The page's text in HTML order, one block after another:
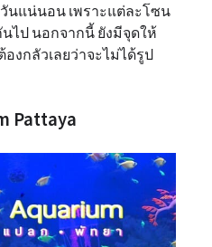
นแน่นอน เพราะแต่ละโซน
ไป นอกจากนี้ ยังมีจุดให้
งกลัวเลยว่าจะไม่ได้รูป
Pattaya